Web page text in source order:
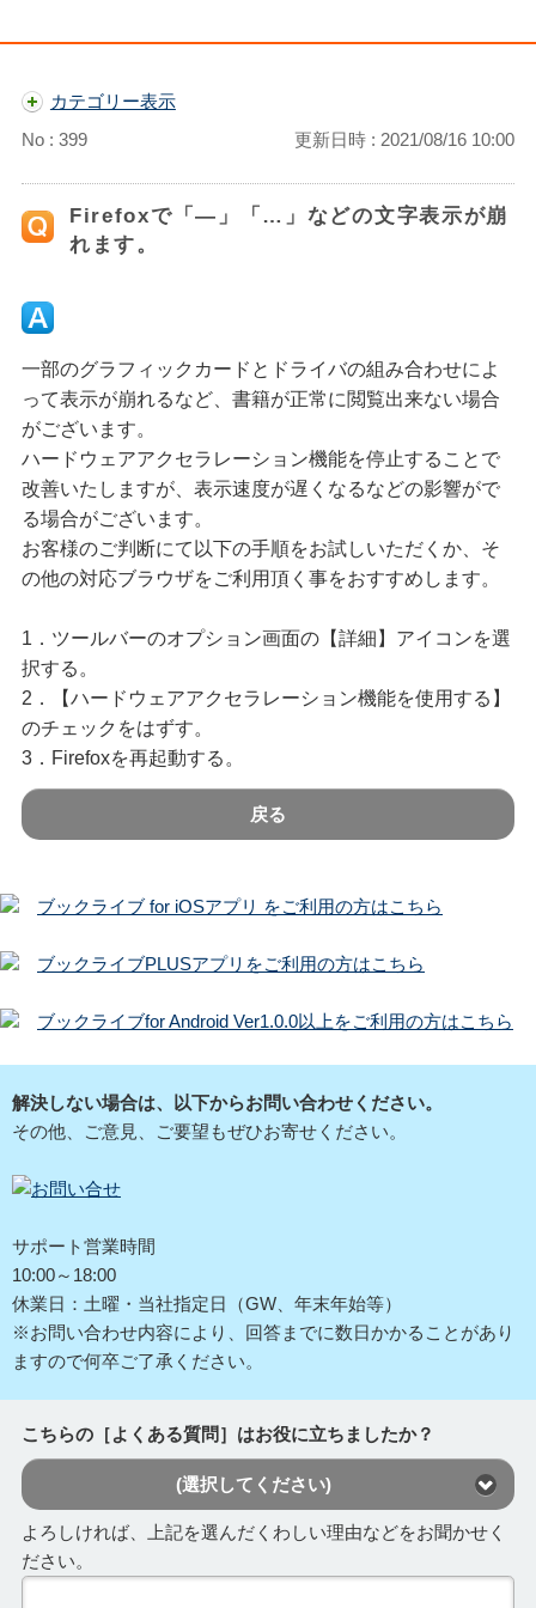
カテゴリー表示
No : 399
更新日時 : 2021/08/16 10:00
Firefoxで「―」「…」などの文字表示が崩
れます。
一部のグラフィックカードとドライバの組み合わせによ
って表示が崩れるなど、書籍が正常に閲覧出来ない場合
がございます。
ハードウェアアクセラレーション機能を停止することで
改善いたしますが、表示速度が遅くなるなどの影響がで
る場合がございます。
お客様のご判断にて以下の手順をお試しいただくか、そ
の他の対応ブラウザをご利用頂く事をおすすめします。
1．ツールバーのオプション画面の【詳細】アイコンを選
択する。
2．【ハードウェアアクセラレーション機能を使用する】
のチェックをはずす。
3．Firefoxを再起動する。
戻る
ブックライブ for iOSアプリ をご利用の方はこちら
ブックライブPLUSアプリをご利用の方はこちら
ブックライブfor Android Ver1.0.0以上をご利用の方はこちら
解決しない場合は、以下からお問い合わせください。
その他、ご意見、ご要望もぜひお寄せください。
サポート営業時間
10:00～18:00
休業日：土曜・当社指定日（GW、年末年始等）
※お問い合わせ内容により、回答までに数日かかることがあり
ますので何卒ご了承ください。
こちらの［よくある質問］はお役に立ちましたか？
(選択してください)
よろしければ、上記を選んだくわしい理由などをお聞かせく
ださい。